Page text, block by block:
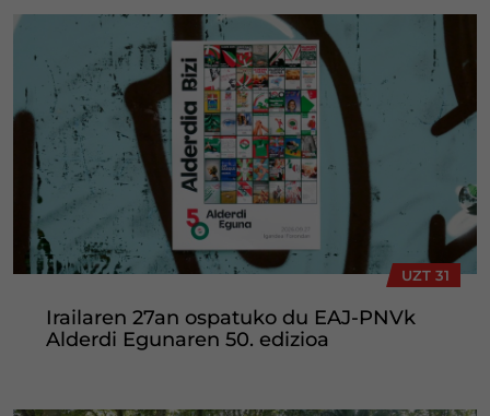
UZT 31
Irailaren 27an ospatuko du EAJ-PNVk
Alderdi Egunaren 50. edizioa